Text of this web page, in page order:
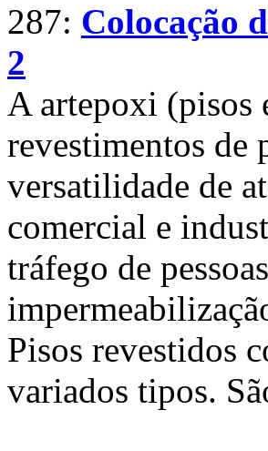
287: Colocação
2
A artepoxi (pisos
revestimentos de
versatilidade de
comercial e
tráfego de
Pisos revestidos
variados tipos.